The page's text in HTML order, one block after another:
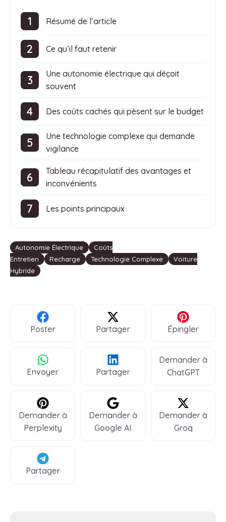
Résumé de l’article
Ce qu’il faut retenir
Une autonomie électrique qui déçoit
souvent
Des coûts cachés qui pèsent sur le budget
Une technologie complexe qui demande
vigilance
Tableau récapitulatif des avantages et
inconvénients
Les points principaux
Étiquettes
Autonomie Électrique
Coûts
Entretien
Recharge Technologie Complexe
Voiture
Hybride
Poster Partager Épingler
Envoyer Partager
Demander à
ChatGPT
Demander à
Perplexity
Demander à
Google AI
Demander à
Groq
Partager